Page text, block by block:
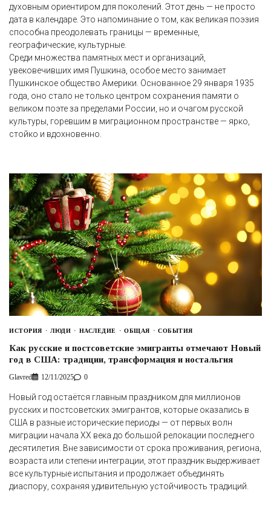
духовным ориентиром для поколений. Этот день — не просто
дата в календаре. Это напоминание о том, как великая поэзия
способна преодолевать границы — временные,
географические, культурные.
Среди множества памятных мест и организаций,
увековечивших имя Пушкина, особое место занимает
Пушкинское общество Америки. Основанное 29 января 1935
года, оно стало не только центром сохранения памяти о
великом поэте за пределами России, но и очагом русской
культуры, горевшим в миграционном пространстве — ярко,
стойко и вдохновенно.
ИСТОРИЯ ЛЮДИ НАСЛЕДИЕ ОБЩАЯ СОБЫТИЯ
Как русские и постсоветские эмигранты отмечают Новый
год в США: традиции, трансформация и ностальгия
Glavred 12/11/2025 0
Новый год остаётся главным праздником для миллионов
русских и постсоветских эмигрантов, которые оказались в
США в разные исторические периоды — от первых волн
миграции начала XX века до большой релокации последнего
десятилетия. Вне зависимости от срока проживания, региона,
возраста или степени интеграции, этот праздник выдерживает
все культурные испытания и продолжает объединять
диаспору, сохраняя удивительную устойчивость традиций.